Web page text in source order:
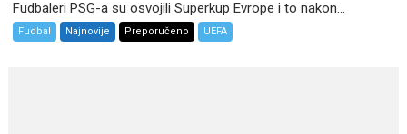
Fudbaleri PSG-a su osvojili Superkup Evrope i to nakon...
Fudbal Najnovije Preporučeno UEFA